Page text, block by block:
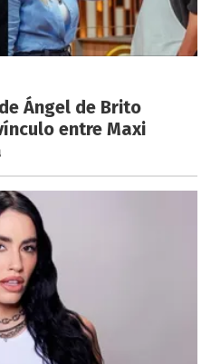
Ángel de Brito
entre Maxi